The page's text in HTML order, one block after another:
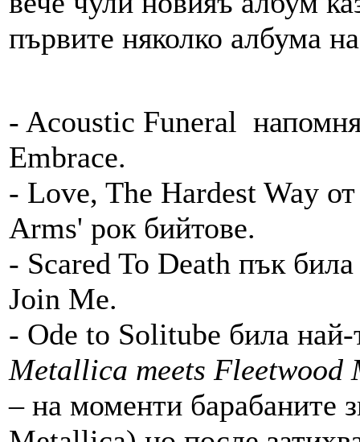
първите няколко албума
- Acoustic Funeral
Embrace.
- Love, The Hardest Way
Arms' рок бийтове.
- Scared To Death пък
Join Me.
- Ode to Solitube била
Metallica meets
– на моменти барабаните